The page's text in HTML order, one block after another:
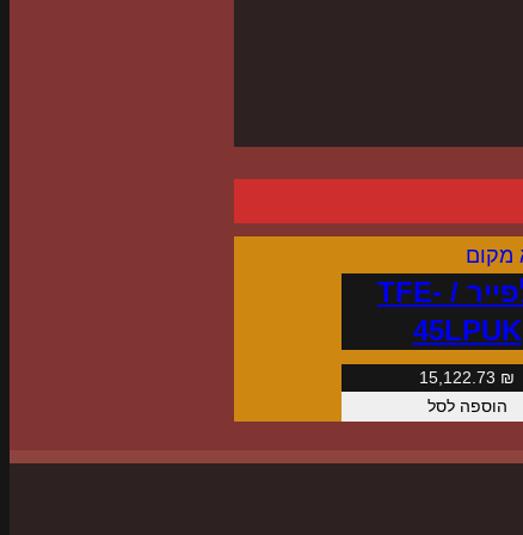
טלפייר / TFE-
45LPUK
15,122.73 ₪
הוספה לסל